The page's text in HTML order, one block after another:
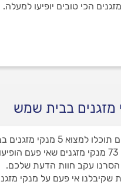
הכי טובים יופיעו למעלה.
מזגנים בבית שמש
באתר המקצוענים תוכלו למצוא 5 מנקי
שמש. זאת מתוך 73 מנקי מזגנים שאי פעם
עקב חוות הדעת שלכם.
שקיבלנו אי פעם על מנקי